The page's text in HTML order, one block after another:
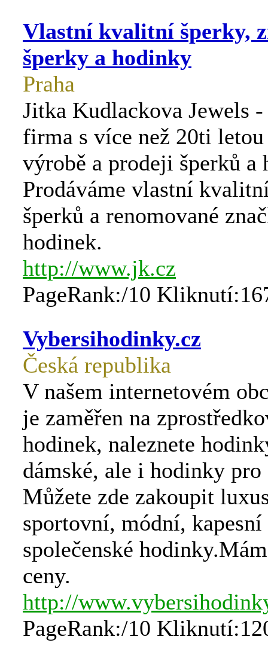
Vlastní kvalitní šperky,
šperky a hodinky
Praha
Jitka Kudlackova Jewels -
firma s více než 20ti
výrobě a prodeji šperků a
Prodáváme vlastní
šperků a renomované
hodinek.
http://www.jk.cz
PageRank:/10
Vybersihodinky.cz
Česká republika
V našem internetovém
je zaměřen na
hodinek, naleznete
dámské, ale i hodinky pro
Můžete zde zakoupit
sportovní, módní,
společenské
ceny.
http://
PageRank:/10